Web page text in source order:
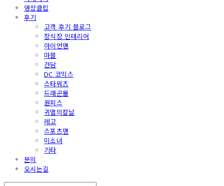
영상클립
후기
고객 후기 블로그
장식장 인테리어
아이언맨
마블
건담
DC 코믹스
스타워즈
드래곤볼
원피스
귀멸의칼날
레고
스포츠맨
미소녀
기타
문의
오시는길